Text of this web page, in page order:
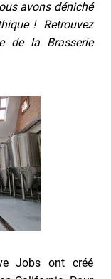
avons déniché
! Retrouvez
de la Brasserie
Jobs ont créé